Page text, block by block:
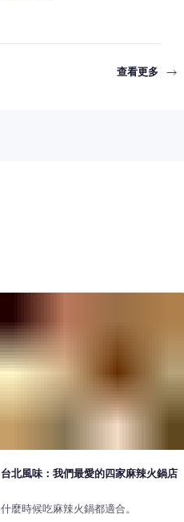
查看更多
台北風味：我們最愛的四家麻辣火鍋店
什麼時候吃麻辣火鍋都適合。